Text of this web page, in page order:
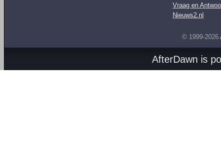
Vraag en
Nieuws2.nl
© 1999-2026
AfterDawn is